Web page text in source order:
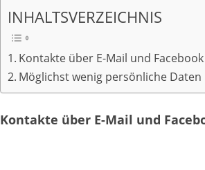
INHALTSVERZEICHNIS
Kontakte über E-Mail und Facebook
Möglichst wenig persönliche Daten
Kontakte über E-Mail und